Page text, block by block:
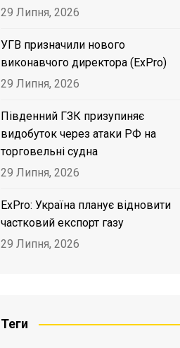
29 Липня, 2026
УГВ призначили нового
виконавчого директора (ExPro)
29 Липня, 2026
Південний ГЗК призупиняє
видобуток через атаки РФ на
торговельні судна
29 Липня, 2026
ExPro: Україна планує відновити
частковий експорт газу
29 Липня, 2026
Теги